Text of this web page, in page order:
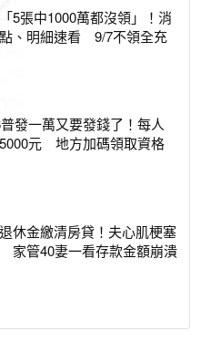
5張中1000萬都沒領」！消
、明細速看 9/7不領全充
發一萬又要發錢了！每人
元 地方加碼領取資格
休金繳清房貸！夫心肌梗塞
家管40妻一看存款金額崩潰